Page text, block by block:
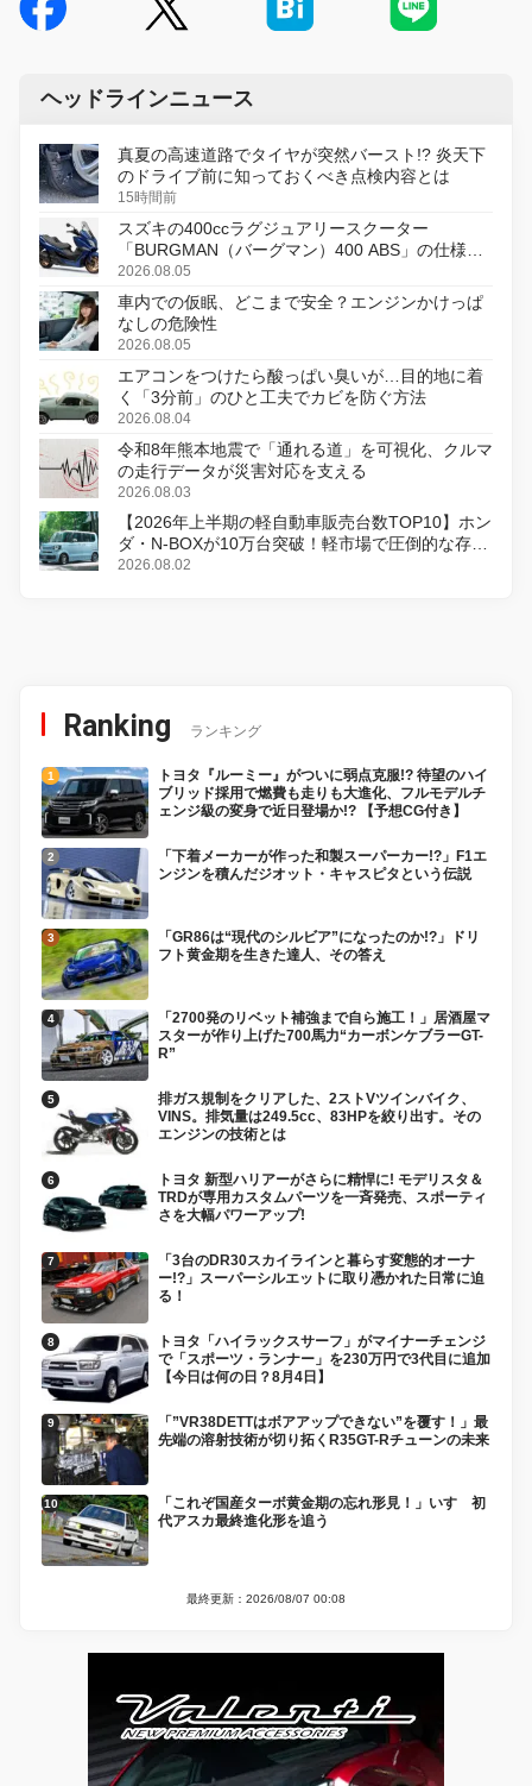
ヘッドラインニュース
真夏の高速道路でタイヤが突然バースト!? 炎天下
のドライブ前に知っておくべき点検内容とは
15時間前
スズキの400ccラグジュアリースクーター
「BURGMAN（バーグマン）400 ABS」の仕様を
変更し、8月18日に発売
2026.08.05
車内での仮眠、どこまで安全？エンジンかけっぱ
なしの危険性
2026.08.05
エアコンをつけたら酸っぱい臭いが…目的地に着
く「3分前」のひと工夫でカビを防ぐ方法
2026.08.04
令和8年熊本地震で「通れる道」を可視化、クルマ
の走行データが災害対応を支える
2026.08.03
【2026年上半期の軽自動車販売台数TOP10】ホン
ダ・N-BOXが10万台突破！軽市場で圧倒的な存在
感
2026.08.02
Ranking ランキング
トヨタ『ルーミー』がついに弱点克服!? 待望のハイ
ブリッド採用で燃費も走りも大進化、フルモデルチ
ェンジ級の変身で近日登場か!? 【予想CG付き】
「下着メーカーが作った和製スーパーカー!?」F1エ
ンジンを積んだジオット・キャスピタという伝説
「GR86は“現代のシルビア”になったのか!?」ドリ
フト黄金期を生きた達人、その答え
「2700発のリベット補強まで自ら施工！」居酒屋マ
スターが作り上げた700馬力“カーボンケブラーGT-
R”
排ガス規制をクリアした、2ストVツインバイク、
VINS。排気量は249.5cc、83HPを絞り出す。その
エンジンの技術とは
トヨタ 新型ハリアーがさらに精悍に! モデリスタ＆
TRDが専用カスタムパーツを一斉発売、スポーティ
さを大幅パワーアップ!
「3台のDR30スカイラインと暮らす変態的オーナ
ー!?」スーパーシルエットに取り憑かれた日常に迫
る！
トヨタ「ハイラックスサーフ」がマイナーチェンジ
で「スポーツ・ランナー」を230万円で3代目に追加
【今日は何の日？8月4日】
「”VR38DETTはボアアップできない”を覆す！」最
先端の溶射技術が切り拓くR35GT-Rチューンの未来
「これぞ国産ターボ黄金期の忘れ形見！」いすゞ初
代アスカ最終進化形を追う
最終更新：2026/08/07 00:08